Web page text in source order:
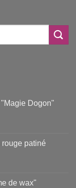
Dogon"
patiné
de wax"